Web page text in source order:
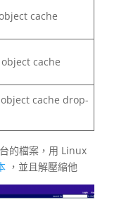
cache
cache
cache drop-
的檔案，用 Linux
，並且解壓縮他